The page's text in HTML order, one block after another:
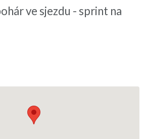
ve sjezdu - sprint na